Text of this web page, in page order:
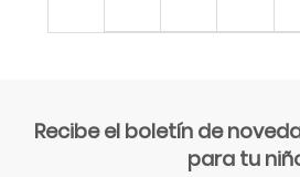
Recibe el boletín de
para tu